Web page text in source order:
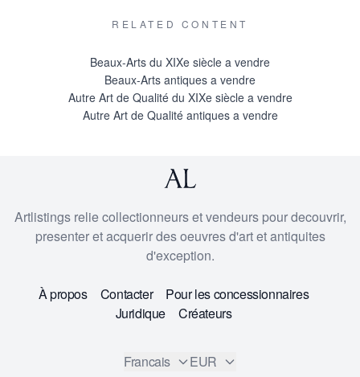
RELATED CONTENT
Beaux-Arts du XIXe siècle a vendre
Beaux-Arts antiques a vendre
Autre Art de Qualité du XIXe siècle a vendre
Autre Art de Qualité antiques a vendre
Artlistings relie collectionneurs et vendeurs pour decouvrir,
presenter et acquerir des oeuvres d'art et antiquites
d'exception.
À propos Contacter
Pour les concessionnaires
Juridique
Créateurs
Francais EUR